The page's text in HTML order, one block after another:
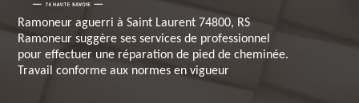
Ramoneur aguerri à Saint Laurent 74800, RS
Ramoneur suggère ses services de professionnel
pour effectuer une réparation de pied de cheminée.
Travail conforme aux normes en vigueur